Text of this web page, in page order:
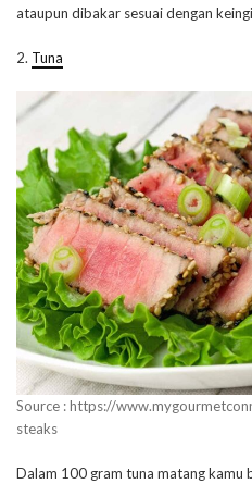
ataupun dibakar sesuai dengan
2. Tuna
Source : https://
steaks
Dalam 100 gram tuna matang kamu